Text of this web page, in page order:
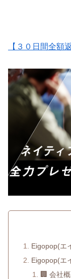
【３０日間全額
Eigopop(エ
Eigopop(エ
🏢 会社